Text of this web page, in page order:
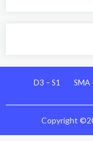
D3 – S1 SMA
Copyright